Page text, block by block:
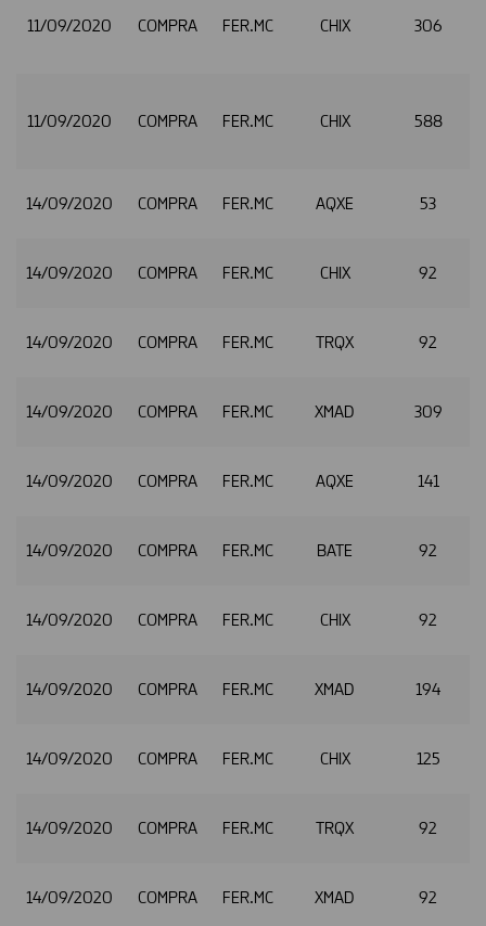
11/09/2020 COMPRA FER.MC CHIX 306
11/09/2020 COMPRA FER.MC CHIX 588
14/09/2020 COMPRA FER.MC AQXE 53
14/09/2020 COMPRA FER.MC CHIX 92
14/09/2020 COMPRA FER.MC TRQX 92
14/09/2020 COMPRA FER.MC XMAD 309
14/09/2020 COMPRA FER.MC AQXE 141
14/09/2020 COMPRA FER.MC BATE 92
14/09/2020 COMPRA FER.MC CHIX 92
14/09/2020 COMPRA FER.MC XMAD 194
14/09/2020 COMPRA FER.MC CHIX 125
14/09/2020 COMPRA FER.MC TRQX 92
14/09/2020 COMPRA FER.MC XMAD 92